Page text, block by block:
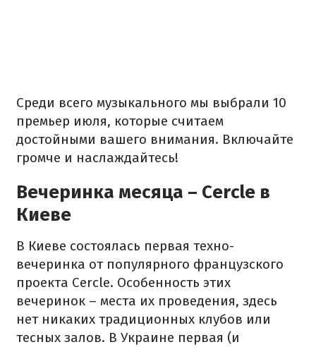
Среди всего музыкального мы выбрали 10
премьер июля, которые считаем
достойными вашего внимания. Включайте
громче и наслаждайтесь!
Вечеринка месяца – Cercle в
Киеве
В Киеве состоялась первая техно-
вечеринка от популярного французского
проекта Cercle. Особенность этих
вечеринок – места их проведения, здесь
нет никаких традиционных клубов или
тесных залов. В Украине первая (и